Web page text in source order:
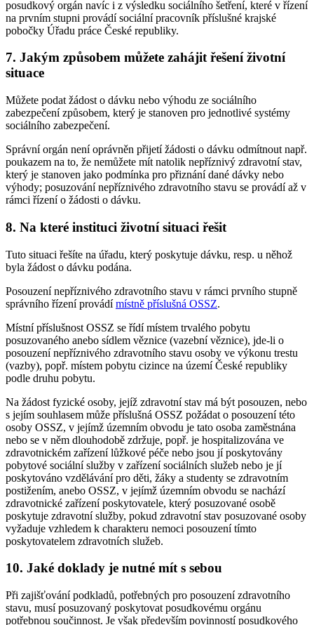
posudkový orgán navíc i z výsledku sociálního šetření, které v řízení
na prvním stupni provádí sociální pracovník příslušné krajské
pobočky Úřadu práce České republiky.
7. Jakým způsobem můžete zahájit řešení životní
situace
Můžete podat žádost o dávku nebo výhodu ze sociálního
zabezpečení způsobem, který je stanoven pro jednotlivé systémy
sociálního zabezpečení.
Správní orgán není oprávněn přijetí žádosti o dávku odmítnout např.
poukazem na to, že nemůžete mít natolik nepříznivý zdravotní stav,
který je stanoven jako podmínka pro přiznání dané dávky nebo
výhody; posuzování nepříznivého zdravotního stavu se provádí až v
rámci řízení o žádosti o dávku.
8. Na které instituci životní situaci řešit
Tuto situaci řešíte na úřadu, který poskytuje dávku, resp. u něhož
byla žádost o dávku podána.
Posouzení nepříznivého zdravotního stavu v rámci prvního stupně
správního řízení provádímístně příslušná OSSZ.
Místní příslušnost OSSZ se řídí místem trvalého pobytu
posuzovaného anebo sídlem věznice (vazební věznice), jde-li o
posouzení nepříznivého zdravotního stavu osoby ve výkonu trestu
(vazby), popř. místem pobytu cizince na území České republiky
podle druhu pobytu.
Na žádost fyzické osoby, jejíž zdravotní stav má být posouzen, nebo
s jejím souhlasem může příslušná OSSZ požádat o posouzení této
osoby OSSZ, v jejímž územním obvodu je tato osoba zaměstnána
nebo se v něm dlouhodobě zdržuje, popř. je hospitalizována ve
zdravotnickém zařízení lůžkové péče nebo jsou jí poskytovány
pobytové sociální služby v zařízení sociálních služeb nebo je jí
poskytováno vzdělávání pro děti, žáky a studenty se zdravotním
postižením, anebo OSSZ, v jejímž územním obvodu se nachází
zdravotnické zařízení poskytovatele, který posuzované osobě
poskytuje zdravotní služby, pokud zdravotní stav posuzované osoby
vyžaduje vzhledem k charakteru nemoci posouzení tímto
poskytovatelem zdravotních služeb.
10. Jaké doklady je nutné mít s sebou
Při zajišťování podkladů, potřebných pro posouzení zdravotního
stavu, musí posuzovaný poskytovat posudkovému orgánu
potřebnou součinnost. Je však především povinností posudkového